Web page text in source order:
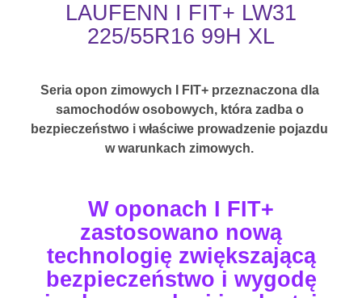
LAUFENN I FIT+ LW31
225/55R16 99H XL
Seria opon zimowych I FIT+ przeznaczona dla
samochodów osobowych, która zadba o
bezpieczeństwo i właściwe prowadzenie pojazdu
w warunkach zimowych.
W oponach I FIT+
zastosowano nową
technologię zwiększającą
bezpieczeństwo i wygodę